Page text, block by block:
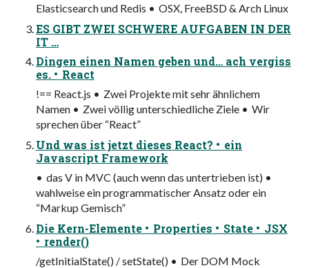
Elasticsearch und Redis • OSX, FreeBSD & Arch Linux
ES GIBT ZWEI SCHWERE AUFGABEN IN DER
IT …
Dingen einen Namen geben und… ach vergiss
es. • React
!== React.js • Zwei Projekte mit sehr ähnlichem
Namen • Zwei völlig unterschiedliche Ziele • Wir
sprechen über “React”
Und was ist jetzt dieses React? • ein
Javascript Framework
• das V in MVC (auch wenn das untertrieben ist) •
wahlweise ein programmatischer Ansatz oder ein
“Markup Gemisch”
Die Kern-Elemente • Properties • State • JSX
• render()
/getInitialState() / setState() • Der DOM Mock